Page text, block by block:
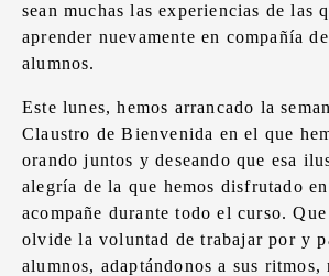
sean muchas las experiencias de las
aprender nuevamente en compañía
alumnos.
Este lunes, hemos arrancado la
Claustro de Bienvenida en el que
orando juntos y deseando que esa
alegría de la que hemos disfrutado
acompañe durante todo el curso. Que
olvide la voluntad de trabajar por y
alumnos, adaptándonos a sus ritmos,